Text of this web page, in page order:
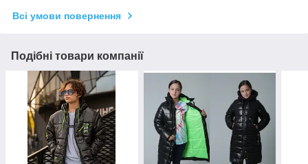
Всі умови повернення
Подібні товари компанії